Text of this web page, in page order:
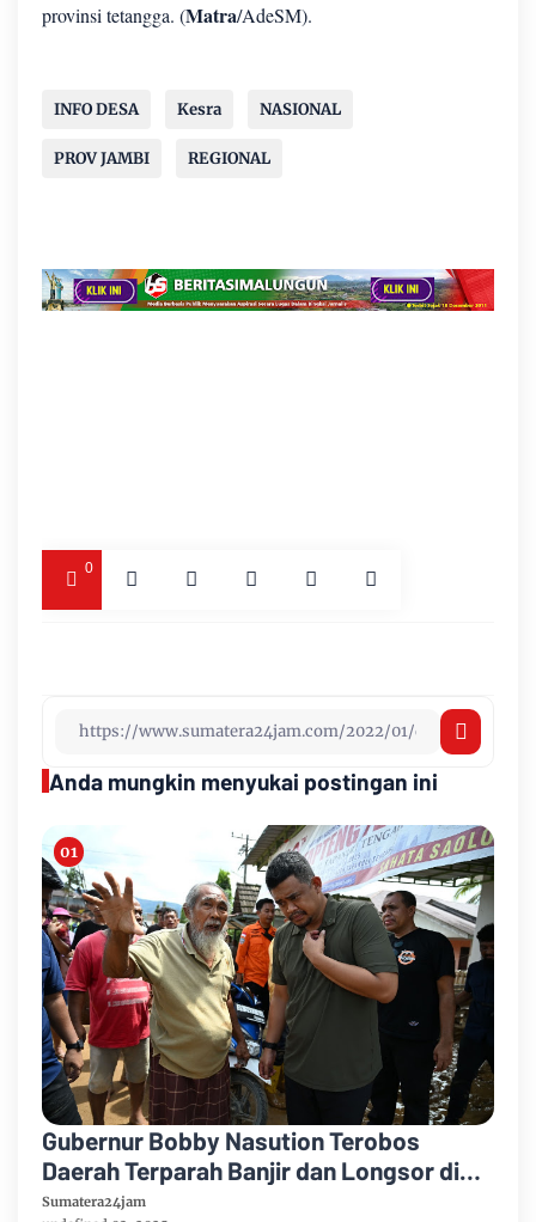
provinsi tetangga. (Matra/AdeSM).
INFO DESA Kesra NASIONAL
PROV JAMBI REGIONAL
0
Anda mungkin menyukai postingan ini
Gubernur Bobby Nasution Terobos
Daerah Terparah Banjir dan Longsor di
Tapteng
Sumatera24jam